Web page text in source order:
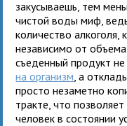
закусываешь, тем
чистой воды миф,
количество алкоголя,
независимо от
съеденный продукт
на организм , а
просто незаметно
тракте, что
человек в состоянии